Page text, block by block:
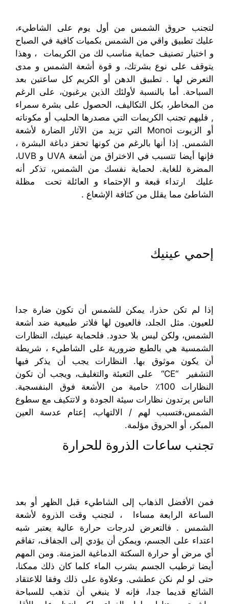
لتجنب حروق الشمس من أول يوم على الشاطيء،
عليك تطبيق واقي من الشمس بكميات كافية في الصباح
و اختيار تصنيف حماية مناسب لك من الكريمات ، وهذا
يتوقف على نوع بشرتك، و قوة أشعة الشمس و مدى
التعرض لها . تطبيق الدهن أو الكريمكل ساعتين بعد
السباحة. أما بالنسبة لأولئك الذين يرغبون، على الرغم
من المخاطر ، بكل التكاليف، الحصول على بشرة سمراء
, فليهم تجنب الكريمات التي مصدرها الحليب أو مكوناته
أو الزيوت Monoi التي تزيد من الآثار الضارة لأشعة
الشمس. إذا أنها بالرغم من كونها تحفز دباغة البشرة ،
فإنها أيضا تتسبب في الاختراق من أشعة UVA و UVB
،
المضرة للغاية. لحماية نفسك من الشمس، تذكر أنه
عليك
ارتداء قبعة و الإحتماء و العائلة تحت
مظلة
الشاطئ مما يقلل من كثافة الإشعاع .
إحمي عينيك
إذا لم تكن حذرا ، يمكن للشمس أن تكون ضارة جدا
للعيون. مثل الجلد، فالعيون لها فلاتر طبيعية ضد
أشعة
الشمس، ولكن ليس بلا حدود. فلحماية عينيك،
النظارات
الشمسية هي بالطبع ضرورية على الشاطيء، شريطة
أن يكون
موثوق بها. النظارات يجب أن يذكر
فيها
التشفير “CE
“ على التعبئة والتغليف، ويجب
أن تكون
النظارات
٪ حامية من الأشعة فوق البنفسجية.
الناس يرتدون نظارات سيئة الجودة و لاتتكيف مع سطوع
الشمس،فتسبب لهم / الالتهاب،
إعتام عدسة العين
المبكر، أو الحروق مؤلمة.
تجنب ساعات الذروة للحرارة
فمن الأفضل الذهاب إلى الشاطيء قبل الظهر أو بعد
الساعة الرابعة مساءا، لتجنب وقت الذروة لأشعة
الشمس . فالتعرض لدرجات حرارة عالية يعتبر شبه
اعتداء على الجسم، ويمكن أن يؤدي إلى الجفاف، تفاقم
أي مرض أو حرارة السكتة الدماغية المزمنة. ومن المهم
أيضا ترطيب الجسم بشرب الماء كلما كان ذلك ممكنا،
حتى لو لم نكن عطشى. وعلاوة على ذلك وفقا للاعتقاد
الشائع قديما جدا، فإنه لا ينبغي أن تذهب للسباحة